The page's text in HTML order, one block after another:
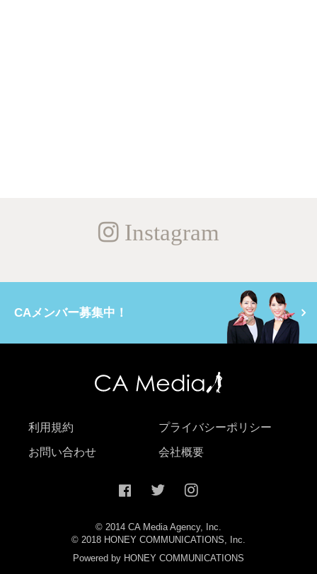
Instagram
CAメンバー募集中！
利用規約 プライバシーポリシー
お問い合わせ 会社概要
© 2014 CA Media Agency, Inc.
© 2018 HONEY COMMUNICATIONS, Inc.
Powered by HONEY COMMUNICATIONS